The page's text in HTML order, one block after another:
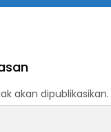
akan dipublikasikan.